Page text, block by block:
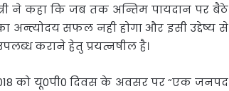
ने कहा कि जब तक अन्तिम पायदान पर बैठे
अन्त्योदय सफल नही होगा और इसी उद्देष्य से
कराने हेतु प्रयत्नषील है।
2018 को यू0पी0 दिवस के अवसर पर “एक जनपद